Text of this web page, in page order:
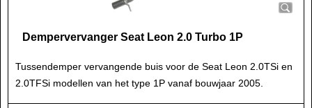
Dempervervanger Seat Leon 2.0 Turbo 1P
Tussendemper vervangende buis voor de Seat Leon 2.0TSi en
2.0TFSi modellen van het type 1P vanaf bouwjaar 2005.